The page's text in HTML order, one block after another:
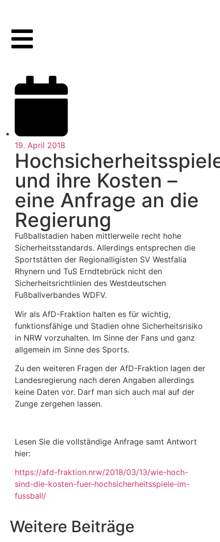
19. April 2018
und ihre Kosten –
eine Anfrage an die
Regierung
Fußballstadien haben mittlerweile recht hohe
Sicherheitsstandards. Allerdings entsprechen die
Sportstätten der Regionalligisten SV Westfalia
Rhynern und TuS Erndtebrück nicht den
Sicherheitsrichtlinien des Westdeutschen
Fußballverbandes WDFV.
Wir als AfD-Fraktion halten es für wichtig,
funktionsfähige und Stadien ohne Sicherheitsrisiko
in NRW vorzuhalten. Im Sinne der Fans und ganz
allgemein im Sinne des Sports.
Zu den weiteren Fragen der AfD-Fraktion lagen der
Landesregierung nach deren Angaben allerdings
keine Daten vor. Darf man sich auch mal auf der
Zunge zergehen lassen.
Lesen Sie die vollständige Anfrage samt Antwort
hier:
https://afd-fraktion.nrw/2018/03/13/wie-hoch-
sind-die-kosten-fuer-hochsicherheitsspiele-im-
fussball/
Weitere Beiträge